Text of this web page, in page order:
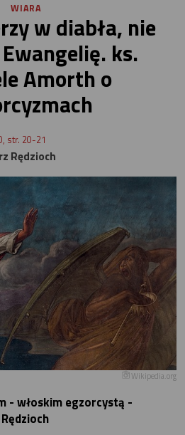
WIARA
w diabła, nie
ks.
Amorth o
str. 20-21
Rędzioch
Wikipedia.org
- włoskim egzorcystą -